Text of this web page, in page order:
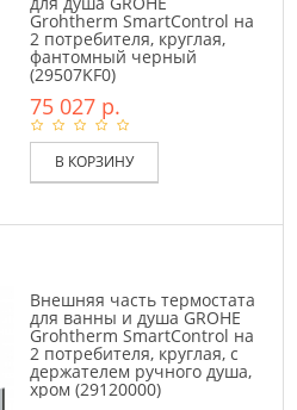
Grohtherm SmartControl на
2 потребителя, круглая,
фантомный черный
(29507KF0)
75 027 р.
В КОРЗИНУ
Внешняя часть термостата
для ванны и душа GROHE
Grohtherm SmartControl на
2 потребителя, круглая, с
держателем ручного душа,
хром (29120000)